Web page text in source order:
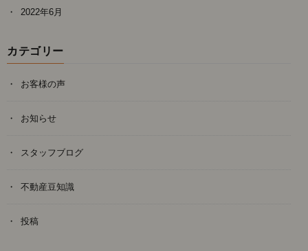
2022年6月
カテゴリー
お客様の声
お知らせ
スタッフブログ
不動産豆知識
投稿